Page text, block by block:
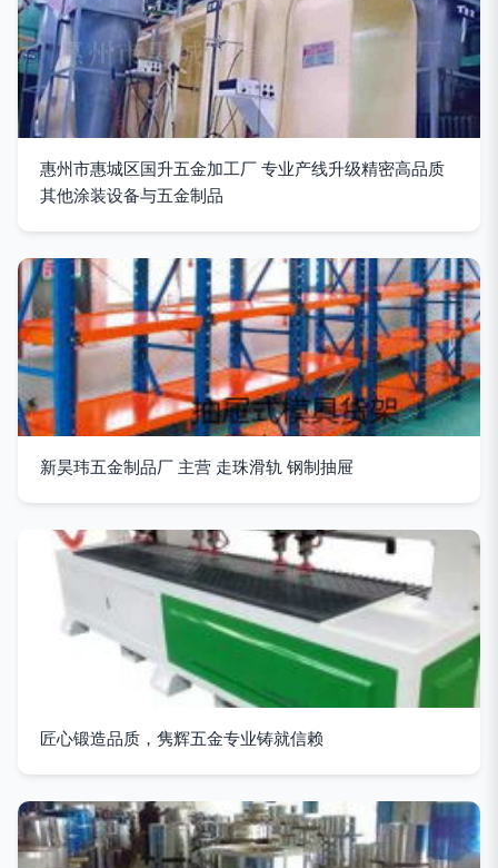
惠州市惠城区国升五金加工厂 专业产线升级精密高品质
其他涂装设备与五金制品
新昊玮五金制品厂 主营 走珠滑轨 钢制抽屉
匠心锻造品质，隽辉五金专业铸就信赖